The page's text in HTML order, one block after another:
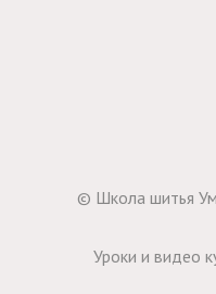
© Школа шитья
Уроки и видео